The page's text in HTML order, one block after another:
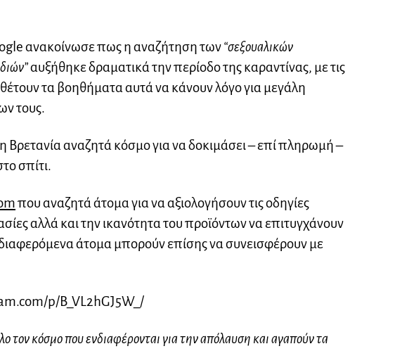
ανακοίνωσε πως η αναζήτηση των“σεξουαλικών
αυξήθηκε δραματικά την περίοδο της καραντίνας, με τις
τα βοηθήματα αυτά να κάνουν λόγο για μεγάλη
τους.
Βρετανία αναζητά κόσμο για να δοκιμάσει – επί πληρωμή –
σπίτι.
που αναζητά άτομα για να αξιολογήσουν τις οδηγίες
αλλά και την ικανότητα του προϊόντων να επιτυγχάνουν
άτομα μπορούν επίσης να συνεισφέρουν με
p/B_VL2hGJ5W_/
τον κόσμο που ενδιαφέρονται για την απόλαυση και αγαπούν τα